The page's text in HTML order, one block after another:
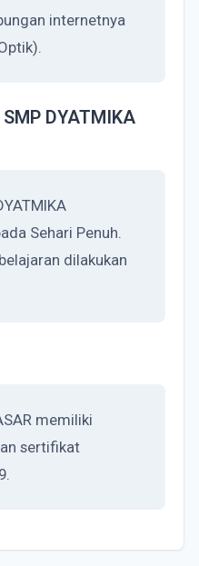
internetnya
DYATMIKA
Sehari Penuh.
dilakukan
memiliki
sertifikat